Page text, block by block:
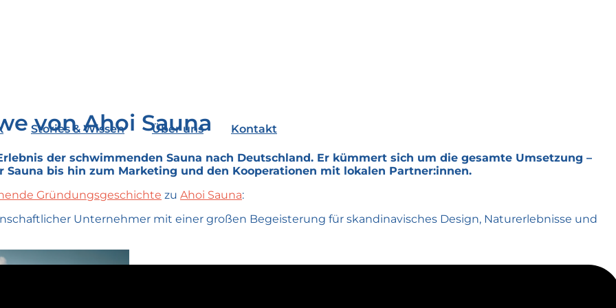
Stories & Wissen Über uns Kontakt
von Ahoi Sauna
der schwimmenden Sauna nach Deutschland. Er kümmert sich um die gesamte Umsetzung –
bis hin zum Marketing und den Kooperationen mit lokalen Partner:innen.
Gründungsgeschichte zu Ahoi Sauna:
Unternehmer mit einer großen Begeisterung für skandinavisches Design, Naturerlebnisse und